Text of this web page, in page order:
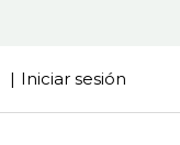
Iniciar sesión